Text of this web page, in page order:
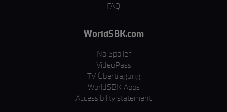
FAQ
WorldSBK.com
No Spoiler
VideoPass
TV Übertragung
WorldSBK Apps
Accessibility statement